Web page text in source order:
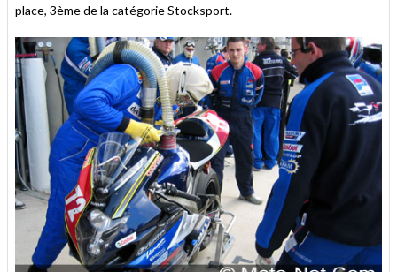
place, 3ème de la catégorie Stocksport.